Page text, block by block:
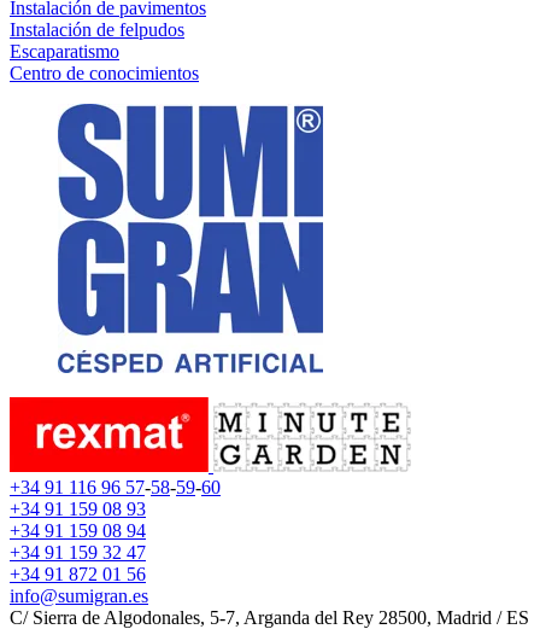
Instalación de pavimentos
Instalación de felpudos
Escaparatismo
Centro de conocimientos
+34 91 116 96 57-58-59-60
+34 91 159 08 93
+34 91 159 08 94
+34 91 159 32 47
+34 91 872 01 56
info@sumigran.es
C/ Sierra de Algodonales, 5-7, Arganda del Rey 28500, Madrid / ES